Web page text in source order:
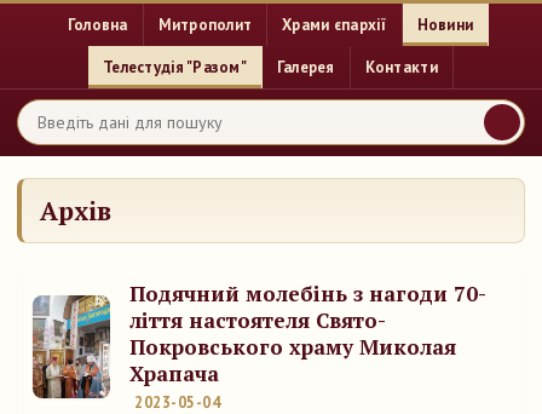
Головна Митрополит Храми єпархії Новини
Телестудія "Разом" Галерея Контакти
Архів
Подячний молебінь з нагоди 70-
ліття настоятеля Свято-
Покровського храму Миколая
Храпача
2023-05-04